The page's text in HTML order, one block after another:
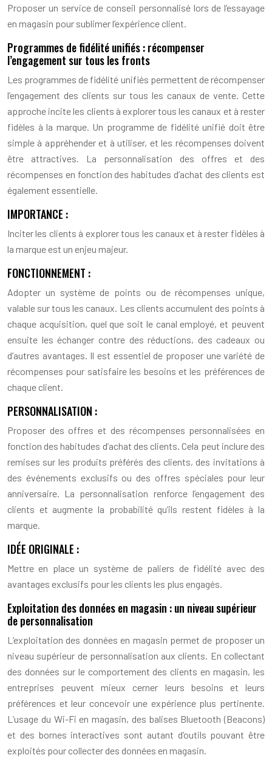
Proposer un service de conseil personnalisé lors de l’essayage
en magasin pour sublimer l’expérience client.
Programmes de fidélité unifiés : récompenser
l’engagement sur tous les fronts
Les programmes de fidélité unifiés permettent de récompenser
l’engagement des clients sur tous les canaux de vente. Cette
approche incite les clients à explorer tous les canaux et à rester
fidèles à la marque. Un programme de fidélité unifié doit être
simple à appréhender et à utiliser, et les récompenses doivent
être attractives. La personnalisation des offres et des
récompenses en fonction des habitudes d’achat des clients est
également essentielle.
IMPORTANCE :
Inciter les clients à explorer tous les canaux et à rester fidèles à
la marque est un enjeu majeur.
FONCTIONNEMENT :
Adopter un système de points ou de récompenses unique,
valable sur tous les canaux. Les clients accumulent des points à
chaque acquisition, quel que soit le canal employé, et peuvent
ensuite les échanger contre des réductions, des cadeaux ou
d’autres avantages. Il est essentiel de proposer une variété de
récompenses pour satisfaire les besoins et les préférences de
chaque client.
PERSONNALISATION :
Proposer des offres et des récompenses personnalisées en
fonction des habitudes d’achat des clients. Cela peut inclure des
remises sur les produits préférés des clients, des invitations à
des événements exclusifs ou des offres spéciales pour leur
anniversaire. La personnalisation renforce l’engagement des
clients et augmente la probabilité qu’ils restent fidèles à la
marque.
IDÉE ORIGINALE :
Mettre en place un système de paliers de fidélité avec des
avantages exclusifs pour les clients les plus engagés.
Exploitation des données en magasin : un niveau supérieur
de personnalisation
L’exploitation des données en magasin permet de proposer un
niveau supérieur de personnalisation aux clients. En collectant
des données sur le comportement des clients en magasin, les
entreprises peuvent mieux cerner leurs besoins et leurs
préférences et leur concevoir une expérience plus pertinente.
L’usage du Wi-Fi en magasin, des balises Bluetooth (Beacons)
et des bornes interactives sont autant d’outils pouvant être
exploités pour collecter des données en magasin.